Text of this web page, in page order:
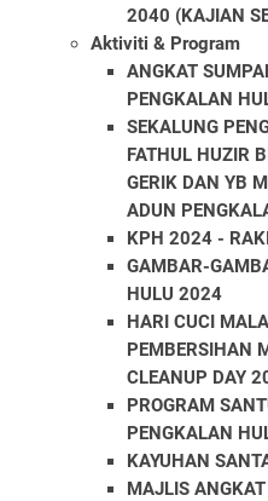
2040 (KAJIAN
Aktiviti & Program
ANGKAT
PENGKALAN
SEKALUNG
FATHUL HUZIR
GERIK DAN YB
ADUN
KPH 2024 -
GAMBAR-
HULU 2024
HARI CUCI
PEMBERSIHAN
CLEANUP DAY
PROGRAM
PENGKALAN
KAYUHAN
MAJLIS